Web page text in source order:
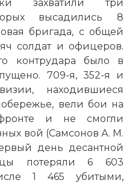
захватили три
высадились 8
бригада, с общей
солдат и офицеров.
контрудара было в
709-я, 352-я и
находившиеся
вели бои на
и не смогли
вой (Самсонов А. М.
день десантной
потеряли 6 603
1 465 убитыми,